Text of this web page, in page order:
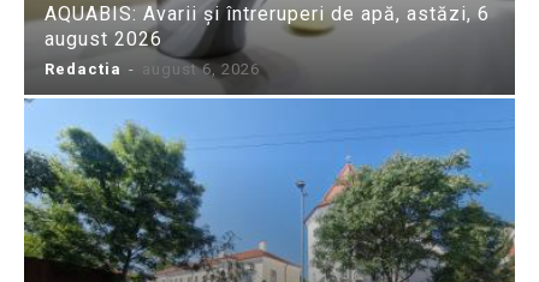
AQUABIS: Avarii și întreruperi de apă, astăzi, 6
august 2026
Redactia - august 6, 2026